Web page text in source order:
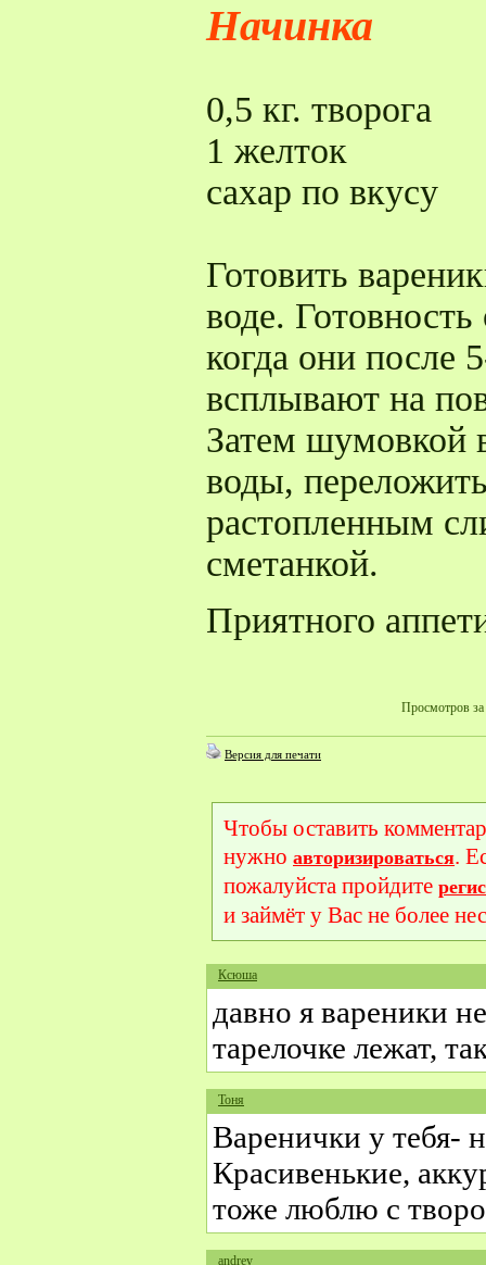
Начинка
0,5 кг. творога
1 желток
сахар по вкусу
Готовить
воде.
когда они после
всплывают на
Затем шумовкой
воды,
растопленным
сметанкой.
Приятного
Просмотров за
Версия для печати
Чтобы оставить
нужно авторизироваться.
пожалуйста пройдите
и займёт у Вас не более
Ксюша
давно я вареники
тарелочке лежат,
Тоня
Варенички у тебя-
Красивенькие,
тоже люблю с
andrey